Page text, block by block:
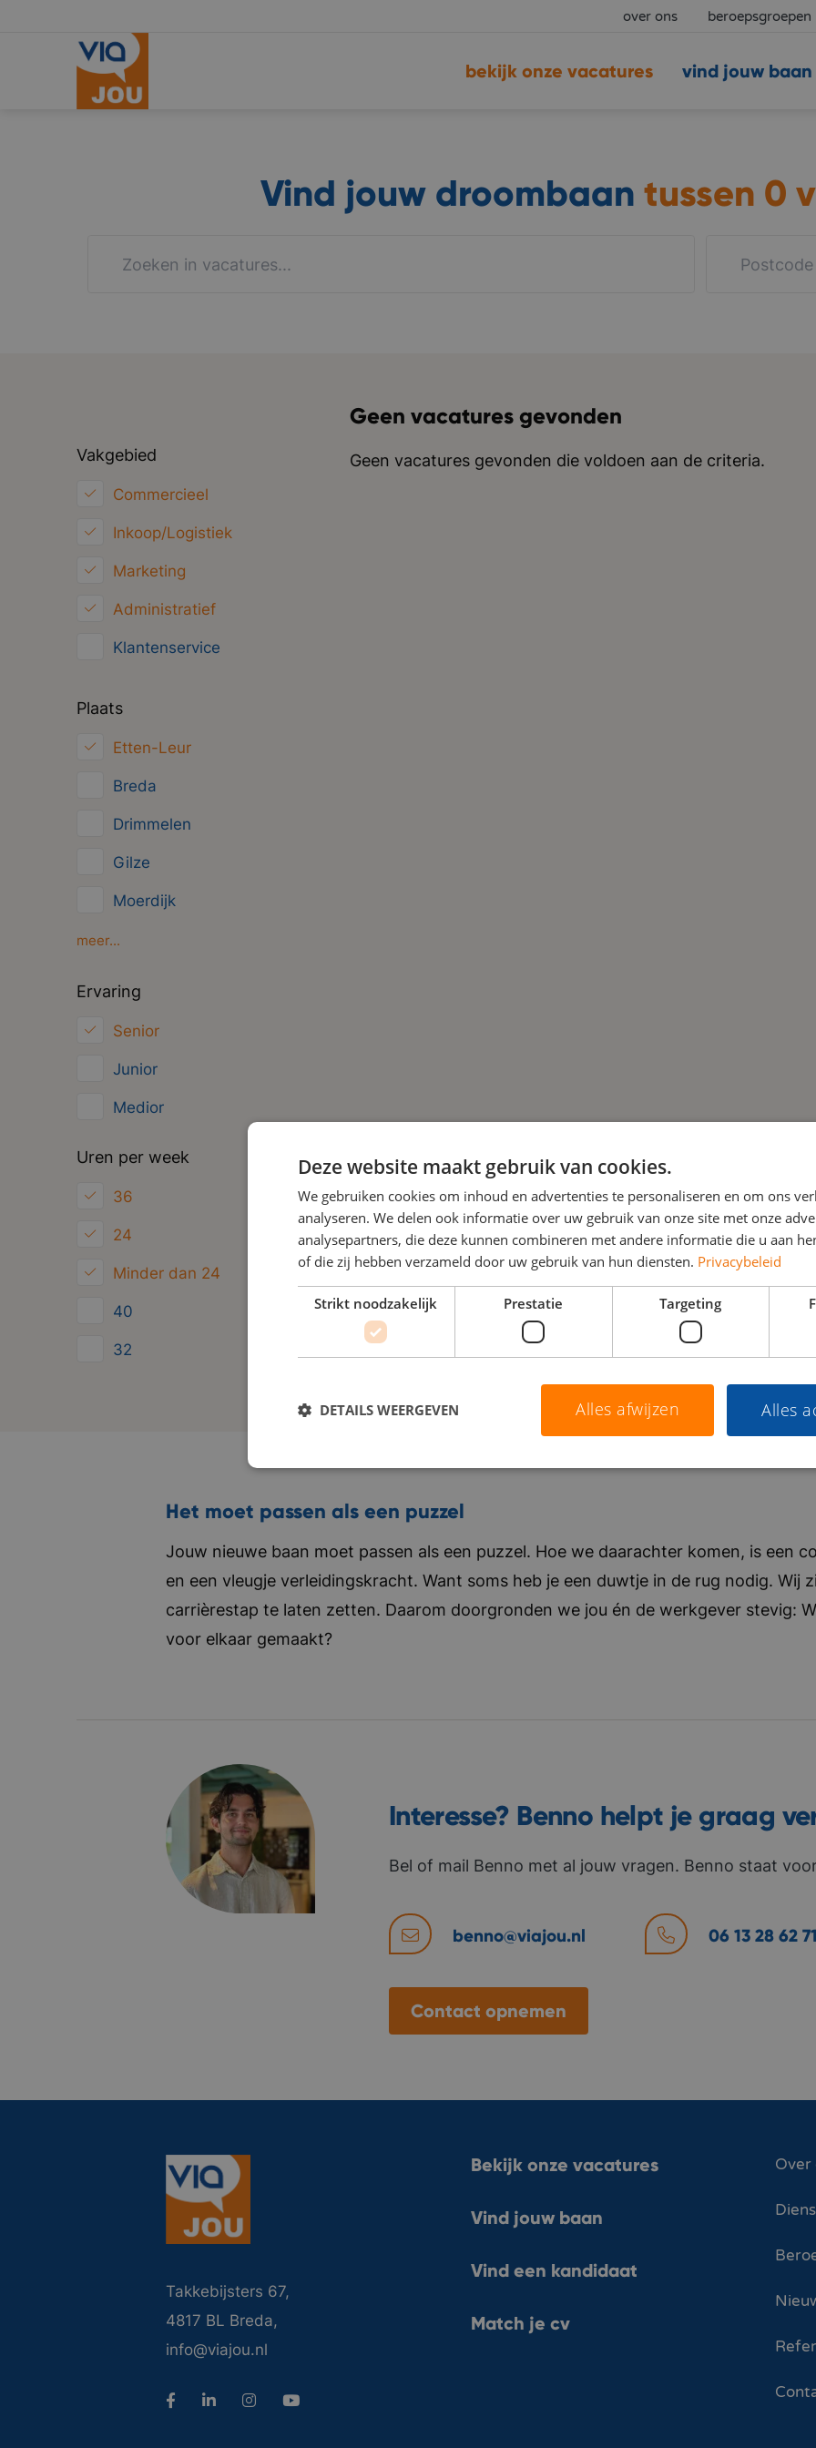
over ons beroepsgroepen
vind jouw baan
bekijk onze vacatures
Vind jouw droombaan tussen 0
Vakgebied
Commercieel
Inkoop/Logistiek
Marketing
Administratief
Klantenservice
Plaats
Etten-Leur
Breda
Drimmelen
Gilze
Moerdijk
Oosterhout
meer...
Ervaring
Senior
Junior
Medior
Uren per week
36
24
Minder dan 24
40
32
Geen vacatures gevonden
Geen vacatures gevonden die voldoen aan de criteria.
Het moet passen als een puzzel
Jouw nieuwe baan moet passen als een puzzel. Hoe we daarachter komen, is een
en een vleugje verleidingskracht. Want soms heb je een duwtje in de rug nodig. Wij
carrièrestap te laten zetten. Daarom doorgronden we jou én de werkgever stevig:
voor elkaar gemaakt?
Interesse? Benno helpt je graag
Bel of mail Benno met al jouw vragen. Benno staat
benno@viajou.nl 06 13 28 62 71
Contact opnemen
Takkebijsters 67,
4817 BL Breda,
info@viajou.nl
Bekijk onze vacatures
Vind jouw baan
Vind een kandidaat
Match je cv
Over
Deze website maakt gebruik van cookies.
We gebruiken cookies om inhoud en advertenties te personaliseren en om ons
analyseren. We delen ook informatie over uw gebruik van onze site met onze
analysepartners, die deze kunnen combineren met andere informatie die u aan
of die zij hebben verzameld door uw gebruik van hun diensten. Privacybeleid
Strikt noodzakelijk Prestatie Targeting
Alles
Alles afwijzen
DETAILS WEERGEVEN